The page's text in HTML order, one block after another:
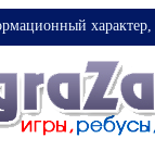
характер,